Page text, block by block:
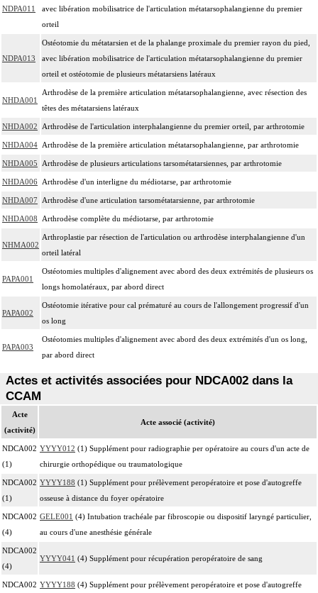
NDPA011
avec libération mobilisatrice de l'articulation métatarsophalangienne du premier
orteil
NDPA013
Ostéotomie du métatarsien et de la phalange proximale du premier rayon du pied,
avec libération mobilisatrice de l'articulation métatarsophalangienne du premier
orteil et ostéotomie de plusieurs métatarsiens latéraux
NHDA001
Arthrodèse de la première articulation métatarsophalangienne, avec résection des
têtes des métatarsiens latéraux
NHDA002 Arthrodèse de l'articulation interphalangienne du premier orteil, par arthrotomie
NHDA004 Arthrodèse de la première articulation métatarsophalangienne, par arthrotomie
NHDA005 Arthrodèse de plusieurs articulations tarsométatarsiennes, par arthrotomie
NHDA006 Arthrodèse d'un interligne du médiotarse, par arthrotomie
NHDA007 Arthrodèse d'une articulation tarsométatarsienne, par arthrotomie
NHDA008 Arthrodèse complète du médiotarse, par arthrotomie
NHMA002
Arthroplastie par résection de l'articulation ou arthrodèse interphalangienne d'un
orteil latéral
PAPA001
Ostéotomies multiples d'alignement avec abord des deux extrémités de plusieurs os
longs homolatéraux, par abord direct
PAPA002
Ostéotomie itérative pour cal prématuré au cours de l'allongement progressif d'un
os long
PAPA003
Ostéotomies multiples d'alignement avec abord des deux extrémités d'un os long,
par abord direct
Actes et activités associées pour NDCA002 dans la
CCAM
Acte
(activité)
Acte associé (activité)
NDCA002
(1)
YYYY012 (1) Supplément pour radiographie per opératoire au cours d'un acte de
chirurgie orthopédique ou traumatologique
NDCA002
(1)
YYYY188 (1) Supplément pour prélèvement peropératoire et pose d'autogreffe
osseuse à distance du foyer opératoire
NDCA002
(4)
GELE001 (4) Intubation trachéale par fibroscopie ou dispositif laryngé particulier,
au cours d'une anesthésie générale
NDCA002
(4)
YYYY041 (4) Supplément pour récupération peropératoire de sang
NDCA002 YYYY188 (4) Supplément pour prélèvement peropératoire et pose d'autogreffe